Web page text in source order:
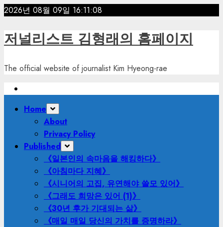
Skip
content
2026년 08월 09일 16:11:10
저널리스트 김형래의 홈페이지
The official website of journalist Kim Hyeong-rae
PrimaryHome
About
Privacy Policy
Published
《일본인의 속마음을 해킹하다》
《아침마다 지혜》
《시니어의 고집, 유연해야 쓸모 있어》
《그래도 희망은 있어 (1)》
《30년 후가 기대되는 삶》
《매일 매일 당신의 가치를 증명하라》